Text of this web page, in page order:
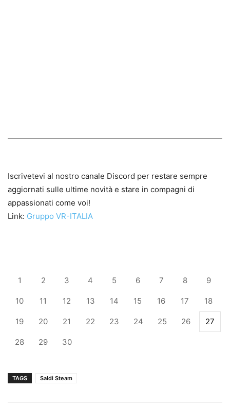
Iscrivetevi al nostro canale Discord per restare sempre
aggiornati sulle ultime novità e stare in compagni di
appassionati come voi!
Link: Gruppo VR-ITALIA
1 2 3 4 5 6 7 8 9
10 11 12 13 14 15 16 17 18
19 20 21 22 23 24 25 26 27
28 29 30
TAGS Saldi Steam